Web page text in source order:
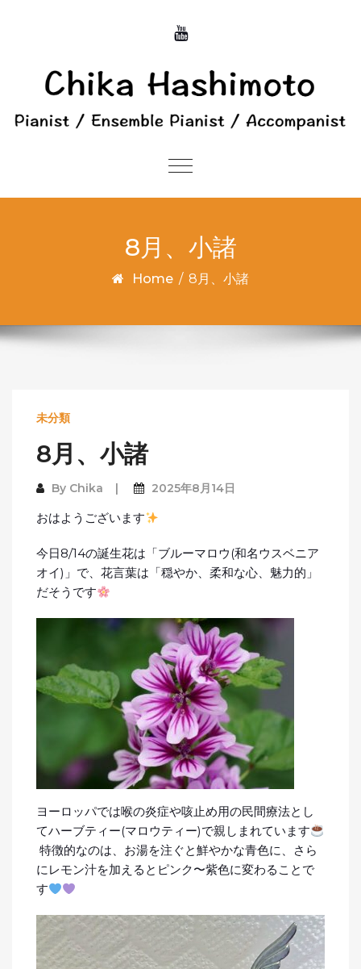
Toggle
8月、小諸
Home / 8月、小諸
未分類
8月、小諸
By Chika 2025年8月14日
おはようございます
今日8/14の誕生花は「ブルーマロウ(和名ウスベニア
オイ)」で、花言葉は「穏やか、柔和な心、魅力的」
だそうです
ヨーロッパでは喉の炎症や咳止め用の民間療法とし
てハーブティー(マロウティー)で親しまれています
特徴的なのは、お湯を注ぐと鮮やかな青色に、さら
にレモン汁を加えるとピンク〜紫色に変わることで
す